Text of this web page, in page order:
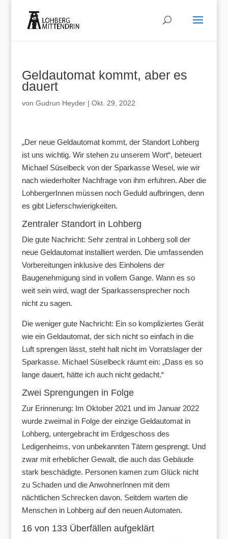
Geldautomat kommt, aber es
dauert
von Gudrun Heyder| Okt. 29, 2022
„Der neue Geldautomat kommt, der Standort Lohberg
ist uns wichtig. Wir stehen zu unserem Wort“, beteuert
Michael Süselbeck von der Sparkasse Wesel, wie wir
nach wiederholter Nachfrage von ihm erfuhren. Aber die
LohbergerInnen müssen noch Geduld aufbringen, denn
es gibt Lieferschwierigkeiten.
Zentraler Standort in Lohberg
Die gute Nachricht: Sehr zentral in Lohberg soll der
neue Geldautomat installiert werden. Die umfassenden
Vorbereitungen inklusive des Einholens der
Baugenehmigung sind in vollem Gange. Wann es so
weit sein wird, wagt der Sparkassensprecher noch
nicht zu sagen.
Die weniger gute Nachricht: Ein so kompliziertes Gerät
wie ein Geldautomat, der sich nicht so einfach in die
Luft sprengen lässt, steht halt nicht im Vorratslager der
Sparkasse. Michael Süselbeck räumt ein: „Dass es so
lange dauert, hätte ich auch nicht gedacht.“
Zwei Sprengungen in Folge
Zur Erinnerung: Im Oktober 2021 und im Januar 2022
wurde zweimal in Folge der einzige Geldautomat in
Lohberg, untergebracht im Erdgeschoss des
Ledigenheims, von unbekannten Tätern gesprengt. Und
zwar mit erheblicher Gewalt, die auch das Gebäude
stark beschädigte. Personen kamen zum Glück nicht
zu Schaden und die AnwohnerInnen mit dem
nächtlichen Schrecken davon. Seitdem warten die
Menschen in Lohberg auf den neuen Automaten.
16 von 133 Überfällen aufgeklärt